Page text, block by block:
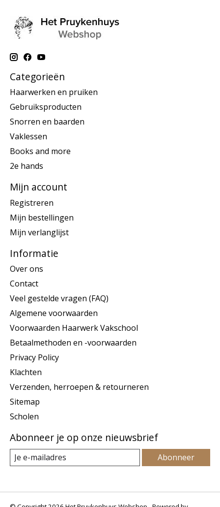
Categorieën
Haarwerken en pruiken
Gebruiksproducten
Snorren en baarden
Vaklessen
Books and more
2e hands
Mijn account
Registreren
Mijn bestellingen
Mijn verlanglijst
Informatie
Over ons
Contact
Veel gestelde vragen (FAQ)
Algemene voorwaarden
Voorwaarden Haarwerk Vakschool
Betaalmethoden en -voorwaarden
Privacy Policy
Klachten
Verzenden, herroepen & retourneren
Sitemap
Scholen
Abonneer je op onze nieuwsbrief
Abonneer